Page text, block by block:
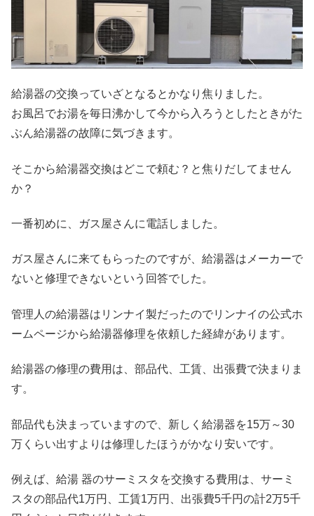
給湯器の交換っていざとなるとかなり焦りました。
お風呂でお湯を毎日沸かして今から入ろうとしたときがた
ぶん給湯器の故障に気づきます。
そこから給湯器交換はどこで頼む？と焦りだしてません
か？
一番初めに、ガス屋さんに電話しました。
ガス屋さんに来てもらったのですが、給湯器はメーカーで
ないと修理できないという回答でした。
管理人の給湯器はリンナイ製だったのでリンナイの公式ホ
ームページから給湯器修理を依頼した経緯があります。
給湯器の修理の費用は、部品代、工賃、出張費で決まりま
す。
部品代も決まっていますので、新しく給湯器を15万～30
万くらい出すよりは修理したほうがかなり安いです。
例えば、給湯 器のサーミスタを交換する費用は、サーミ
スタの部品代1万円、工賃1万円、出張費5千円の計2万5千